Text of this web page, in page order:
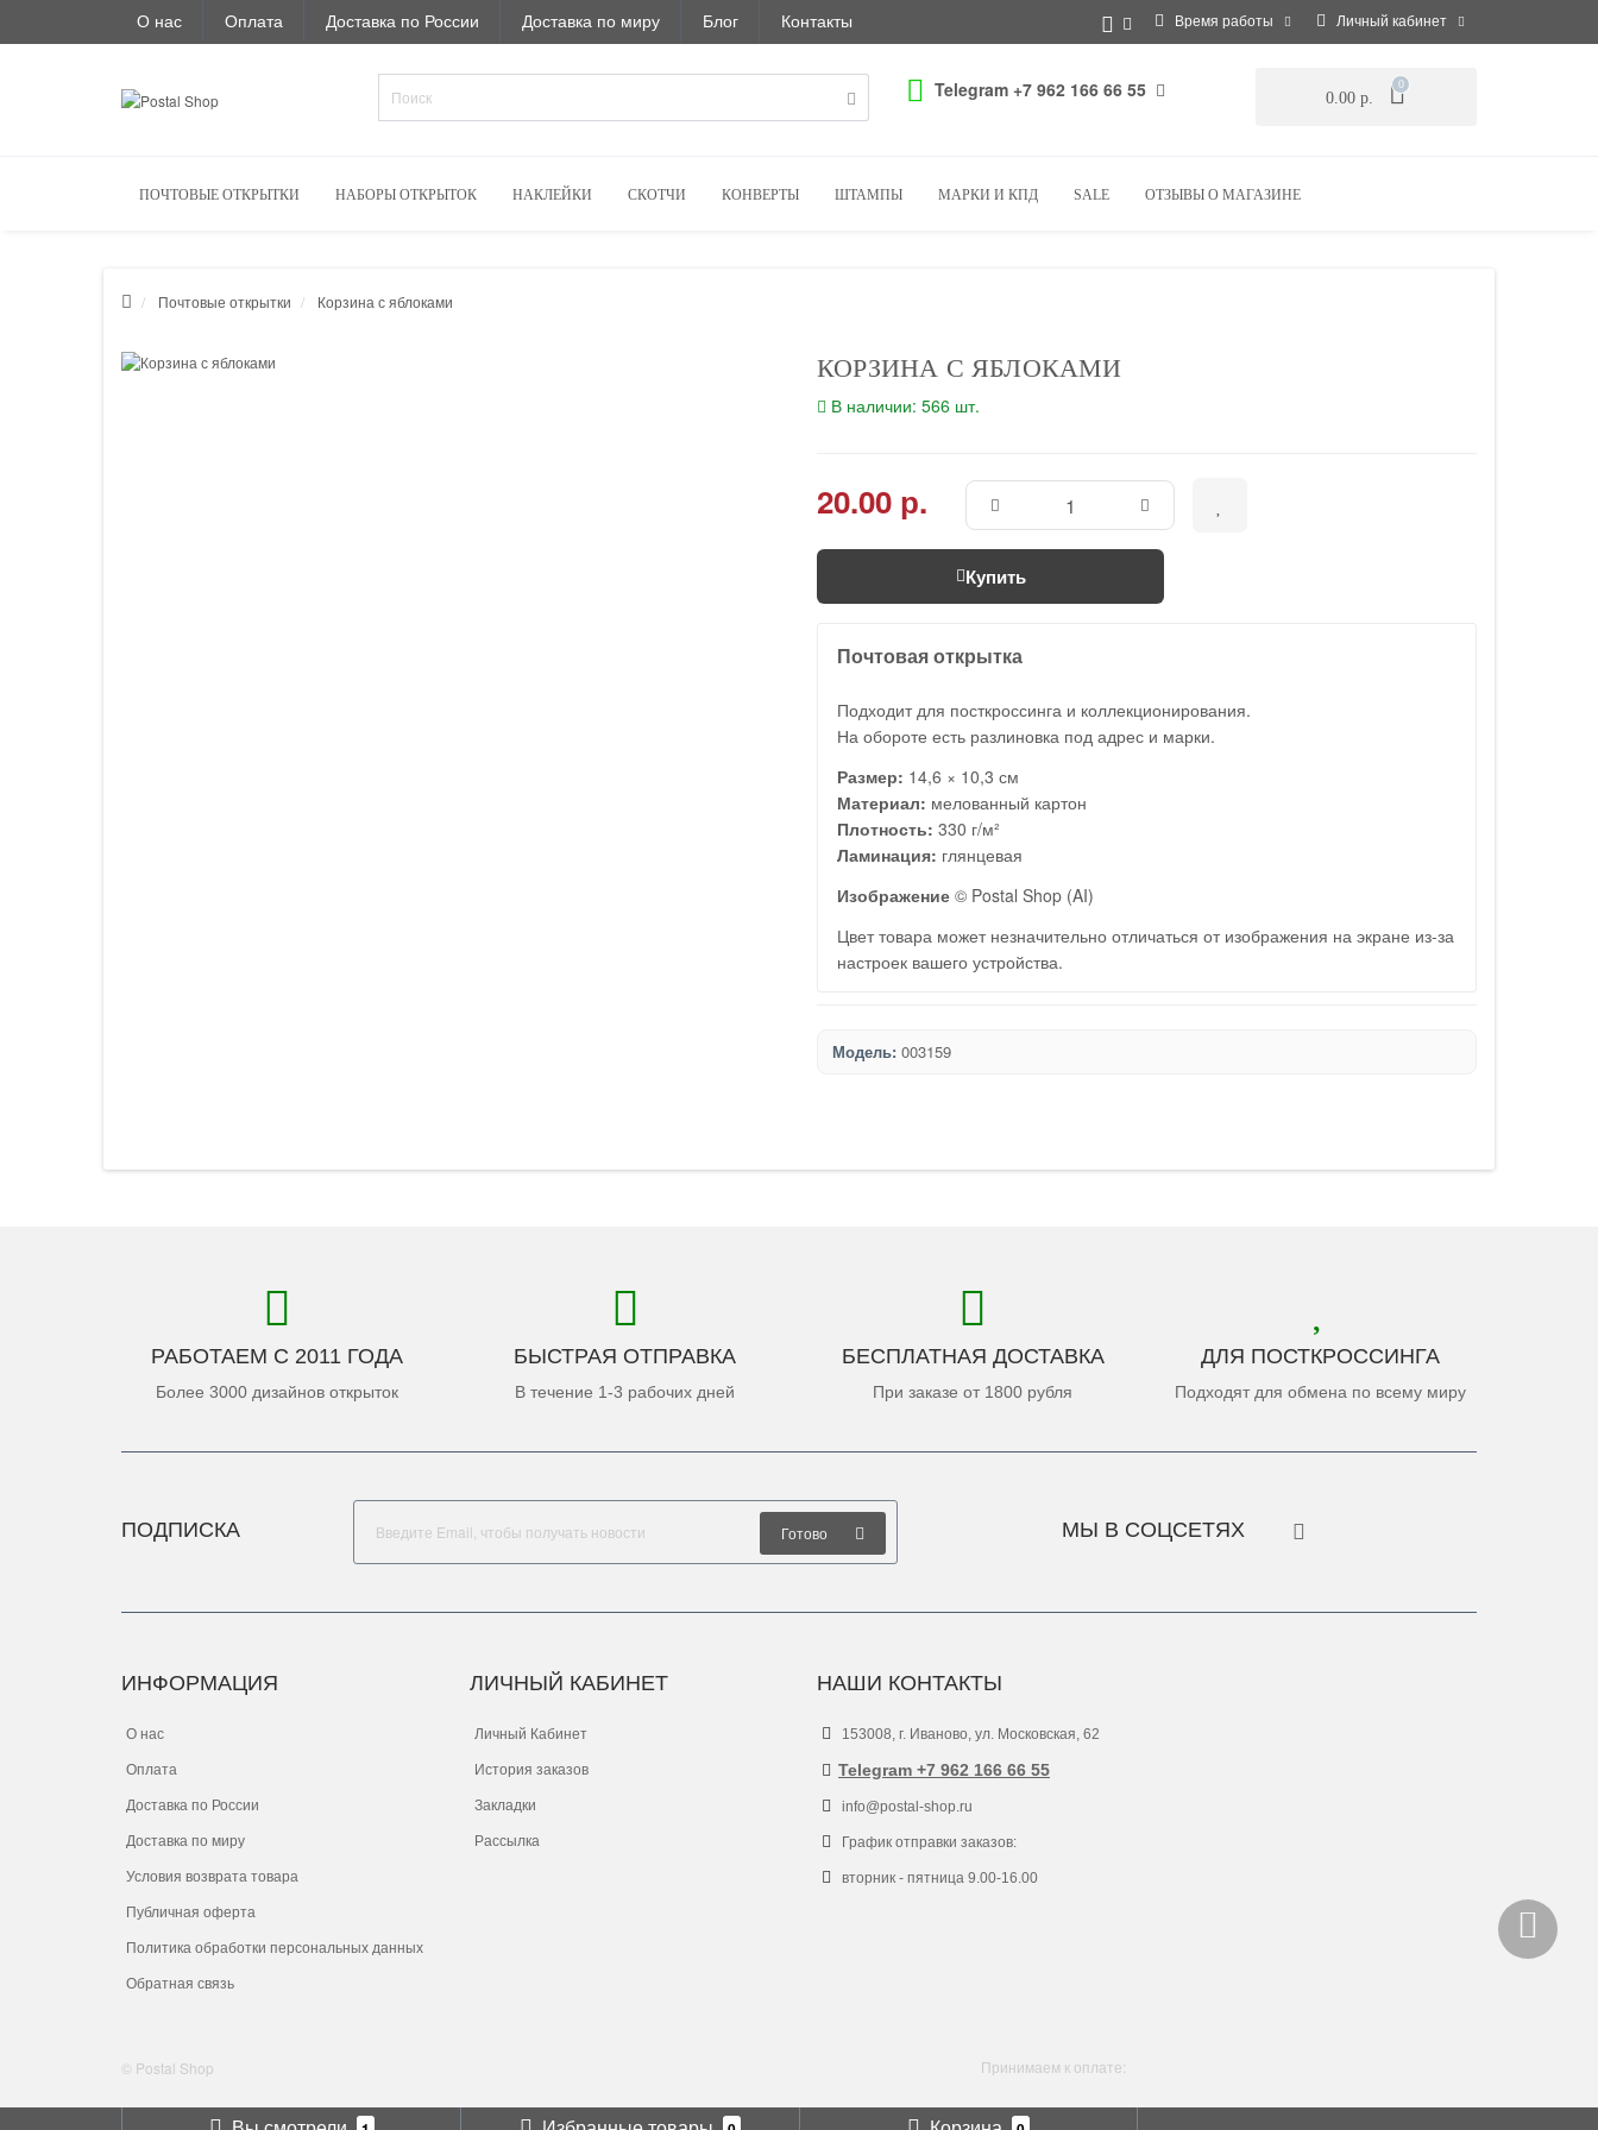
О нас Оплата Доставка по России Доставка по миру Блог Контакты Время работы Личный кабинет
Telegram +7 962 166 66 55 0.00 р.
0
ПОЧТОВЫЕ ОТКРЫТКИ НАБОРЫ ОТКРЫТОК НАКЛЕЙКИ СКОТЧИ КОНВЕРТЫ ШТАМПЫ МАРКИ И КПД SALE ОТЗЫВЫ О МАГАЗИНЕ
Почтовые открытки Корзина с яблоками
КОРЗИНА С ЯБЛОКАМИ
В наличии: 566 шт.
20.00 р.
Купить
Почтовая открытка
Подходит для посткроссинга и коллекционирования.
На обороте есть разлиновка под адрес и марки.
Размер: 14,6 × 10,3 см
Материал: мелованный картон
Плотность: 330 г/м²
Ламинация: глянцевая
Изображение © Postal Shop (AI)
Цвет товара может незначительно отличаться от изображения на экране из-за
настроек вашего устройства.
Модель: 003159
РАБОТАЕМ С 2011 ГОДА
Более 3000 дизайнов открыток
БЫСТРАЯ ОТПРАВКА
В течение 1-3 рабочих дней
БЕСПЛАТНАЯ ДОСТАВКА
При заказе от 1800 рубля
ДЛЯ ПОСТКРОССИНГА
Подходят для обмена по всему миру
ПОДПИСКА Готово МЫ В СОЦСЕТЯХ
ИНФОРМАЦИЯ
О нас
Оплата
Доставка по России
Доставка по миру
Условия возврата товара
Публичная оферта
Политика обработки персональных данных
Обратная связь
ЛИЧНЫЙ КАБИНЕТ
Личный Кабинет
История заказов
Закладки
Рассылка
НАШИ КОНТАКТЫ
153008, г. Иваново, ул. Московская, 62
Telegram +7 962 166 66 55
info@postal-shop.ru
График отправки заказов:
вторник - пятница 9.00-16.00
© Postal Shop Принимаем к оплате: